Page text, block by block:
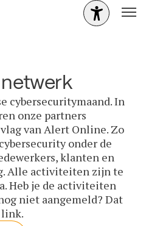
cybersecuritymaand. In
onze partners
van Alert Online. Zo
onder de
klanten en
Alle activiteiten zijn te
Heb je de activiteiten
niet aangemeld? Dat
link.